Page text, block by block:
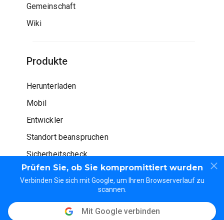
Prüfen Sie, ob Sie kompromittiert wurden
Verbinden Sie sich mit Google, um Ihren Browserverlauf zu
scannen.
Mit Google verbinden
Gemeinschaft
Wiki
Produkte
Herunterladen
Mobil
Entwickler
Standort beanspruchen
Sicherheitscheck